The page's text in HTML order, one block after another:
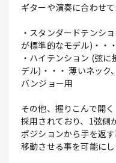
ギターや演奏に合わせ
・スタンダードテンシ
が標準的なモデル)・・
・ハイテンション (弦
デル)・・・ 薄いネック
バンジョー用
その他、握りこんで開
採用されており、1弦側
ポジションから手を返
移動させる事を可能にし